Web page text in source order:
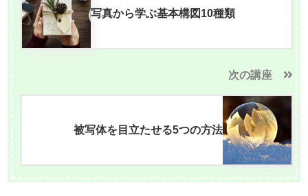
写真から学ぶ基本構図10種類
次の講座
被写体を目立たせる5つの方法